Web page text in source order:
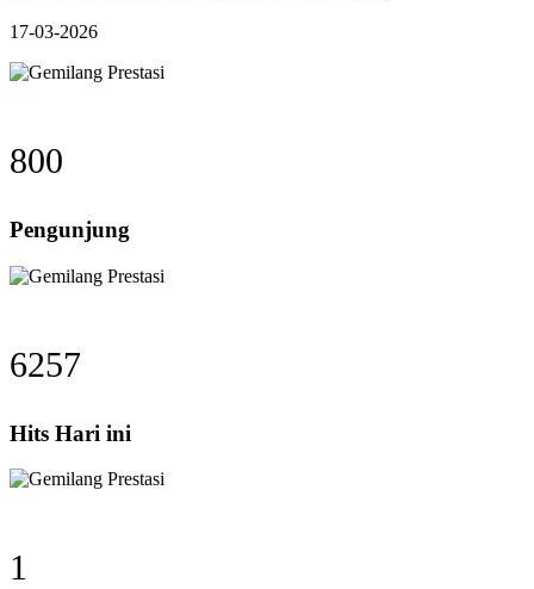
17-03-2026
800
Pengunjung
6257
Hits Hari ini
1